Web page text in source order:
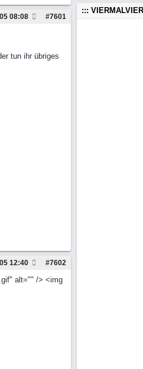
#7601
08:08
tun ihr übriges
#7602
12:40
alt="" /> <img
:::